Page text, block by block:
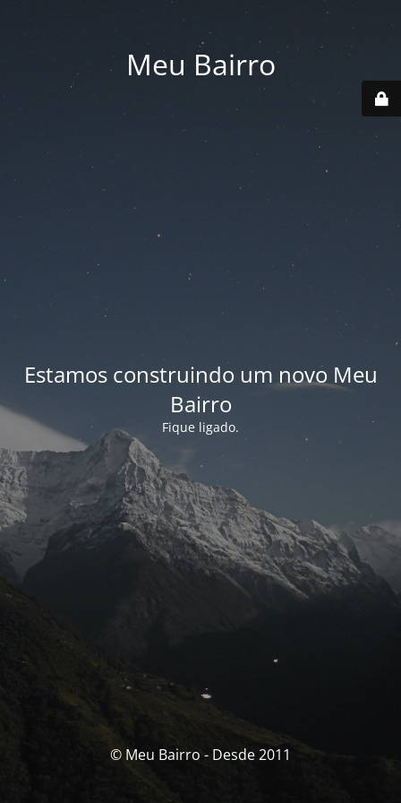
Meu Bairro
Estamos construindo um novo Meu
Bairro
Fique ligado.
© Meu Bairro - Desde 2011